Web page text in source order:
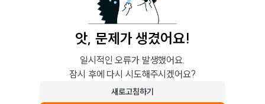
앗, 문제가 생겼어요!
일시적인 오류가 발생했어요.
잠시 후에 다시 시도해주시겠어요?
새로고침하기